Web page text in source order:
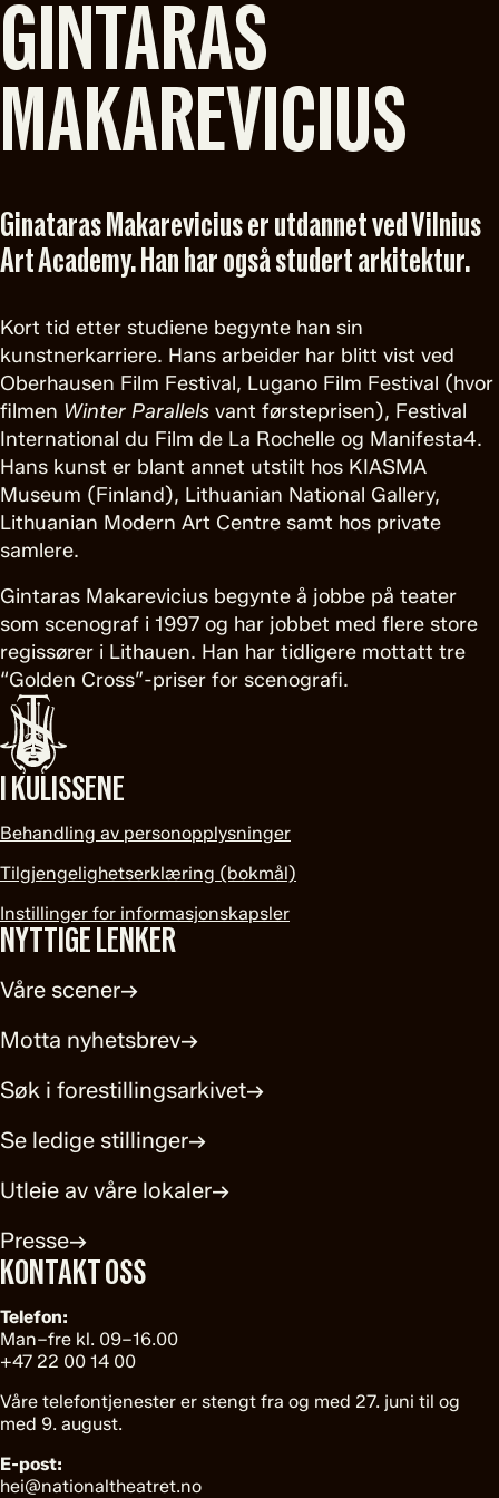
GINTARAS
MAKAREVICIUS
Ginataras Makarevicius er utdannet ved Vilnius
Art Academy. Han har også studert arkitektur.
Kort tid etter studiene begynte han sin
kunstnerkarriere. Hans arbeider har blitt vist ved
Oberhausen Film Festival, Lugano Film Festival (hvor
filmen Winter Parallels vant førsteprisen), Festival
International du Film de La Rochelle og Manifesta4.
Hans kunst er blant annet utstilt hos KIASMA
Museum (Finland), Lithuanian National Gallery,
Lithuanian Modern Art Centre samt hos private
samlere.
Gintaras Makarevicius begynte å jobbe på teater
som scenograf i 1997 og har jobbet med flere store
regissører i Lithauen. Han har tidligere mottatt tre
“Golden Cross”-priser for scenografi.
I KULISSENE
Behandling av personopplysninger
Tilgjengelighetserklæring (bokmål)
Instillinger for informasjonskapsler
NYTTIGE LENKER
Våre scener→
Motta nyhetsbrev→
Søk i forestillingsarkivet→
Se ledige stillinger→
Utleie av våre lokaler→
Presse→
KONTAKT OSS
Telefon:
Man–fre kl. 09–16.00
+47 22 00 14 00
Våre telefontjenester er stengt fra og med 27. juni til og
med 9. august.
E-post:
hei@nationaltheatret.no